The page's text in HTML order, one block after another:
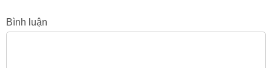
Bình luận